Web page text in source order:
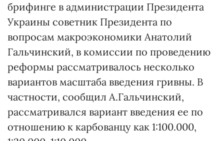
брифинге в администрации Президента
Украины советник Президента по
вопросам макроэкономики Анатолий
Гальчинский, в комиссии по проведению
реформы рассматривалось несколько
вариантов масштаба введения гривны. В
частности, сообщил А.Гальчинский,
рассматривался вариант введения ее по
отношению к карбованцу как 1:100.000,